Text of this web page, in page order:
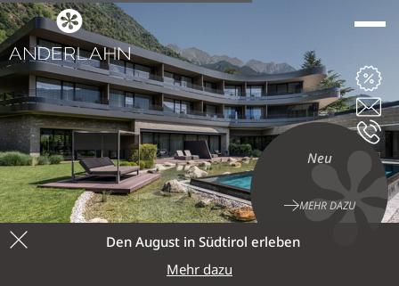
ANDERLAHN
DIE KASERER'S
10 GRÜNDE
KONTAKT & ANREISE
NEUHEITEN
Neu
MEHR DAZU
Den August in Südtirol erleben
Mehr dazu